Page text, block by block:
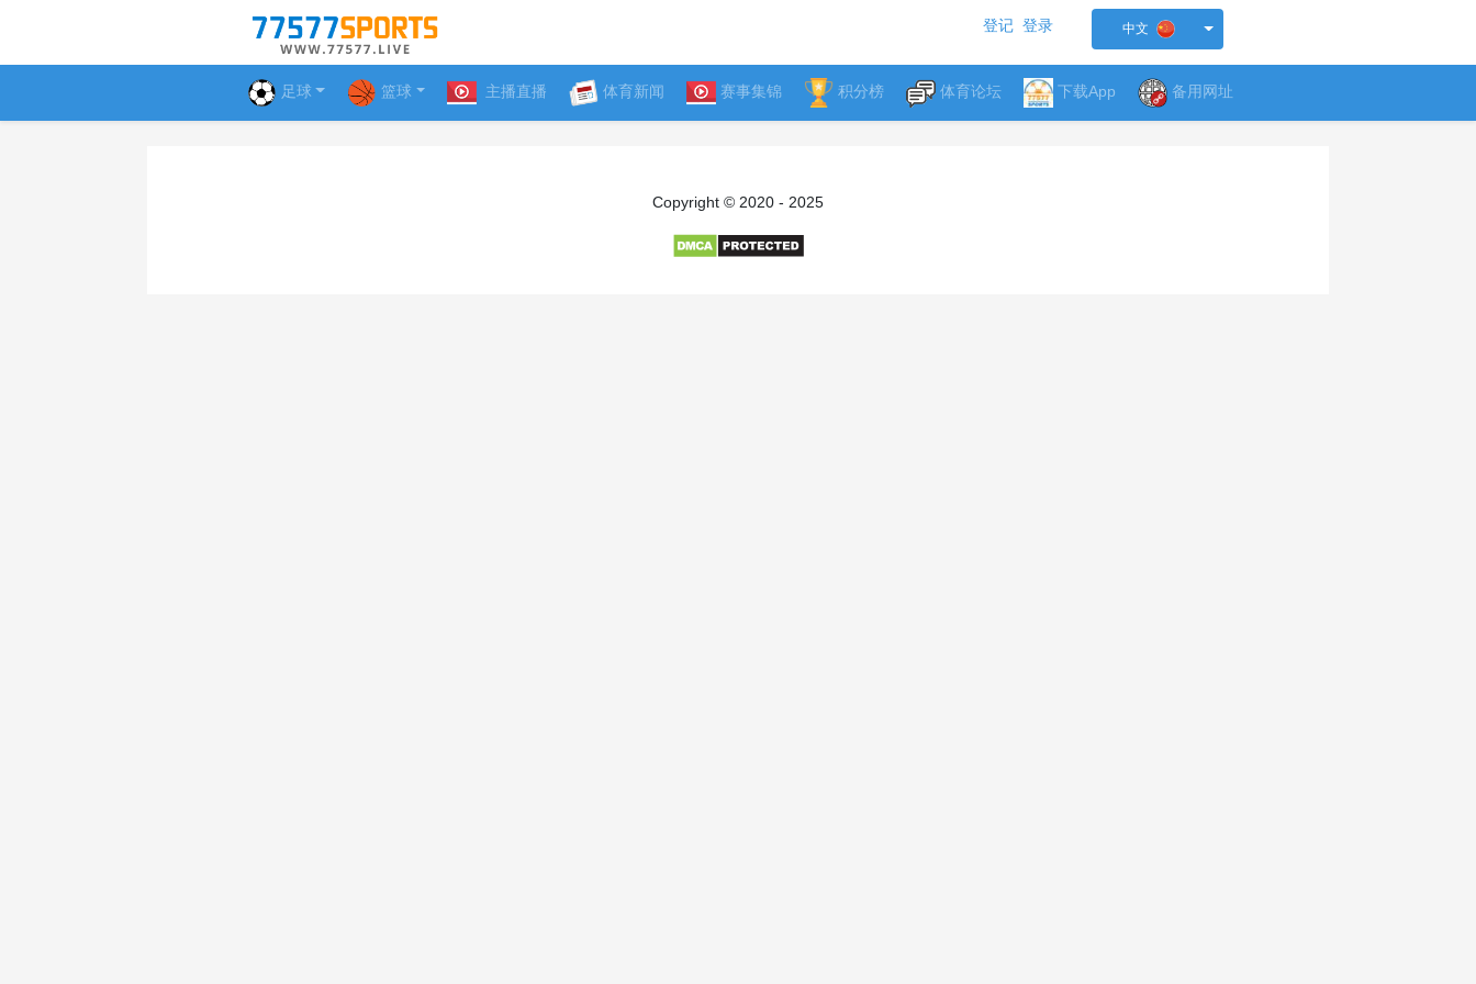
登记 登录 中文
足球 篮球 主播直播 体育新闻 赛事集锦 积分榜 体育论坛 下载App 备用网址
Copyright © 2020 - 2025